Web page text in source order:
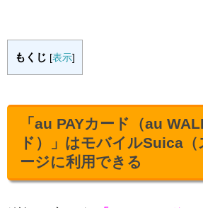
もくじ [表示]
「au PAYカード（au
ド）」はモバイルSuica
ージに利用できる